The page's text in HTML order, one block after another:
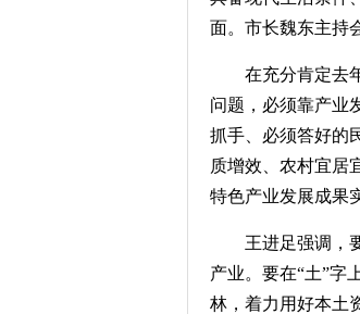
面。市长魏东主持
在充分肯定去
问题，必须靠产业
抓手、必须答好的
质增效、农村宜居
特色产业发展成果
王进足强调，
产业。要在“土”字
林，着力用好本土